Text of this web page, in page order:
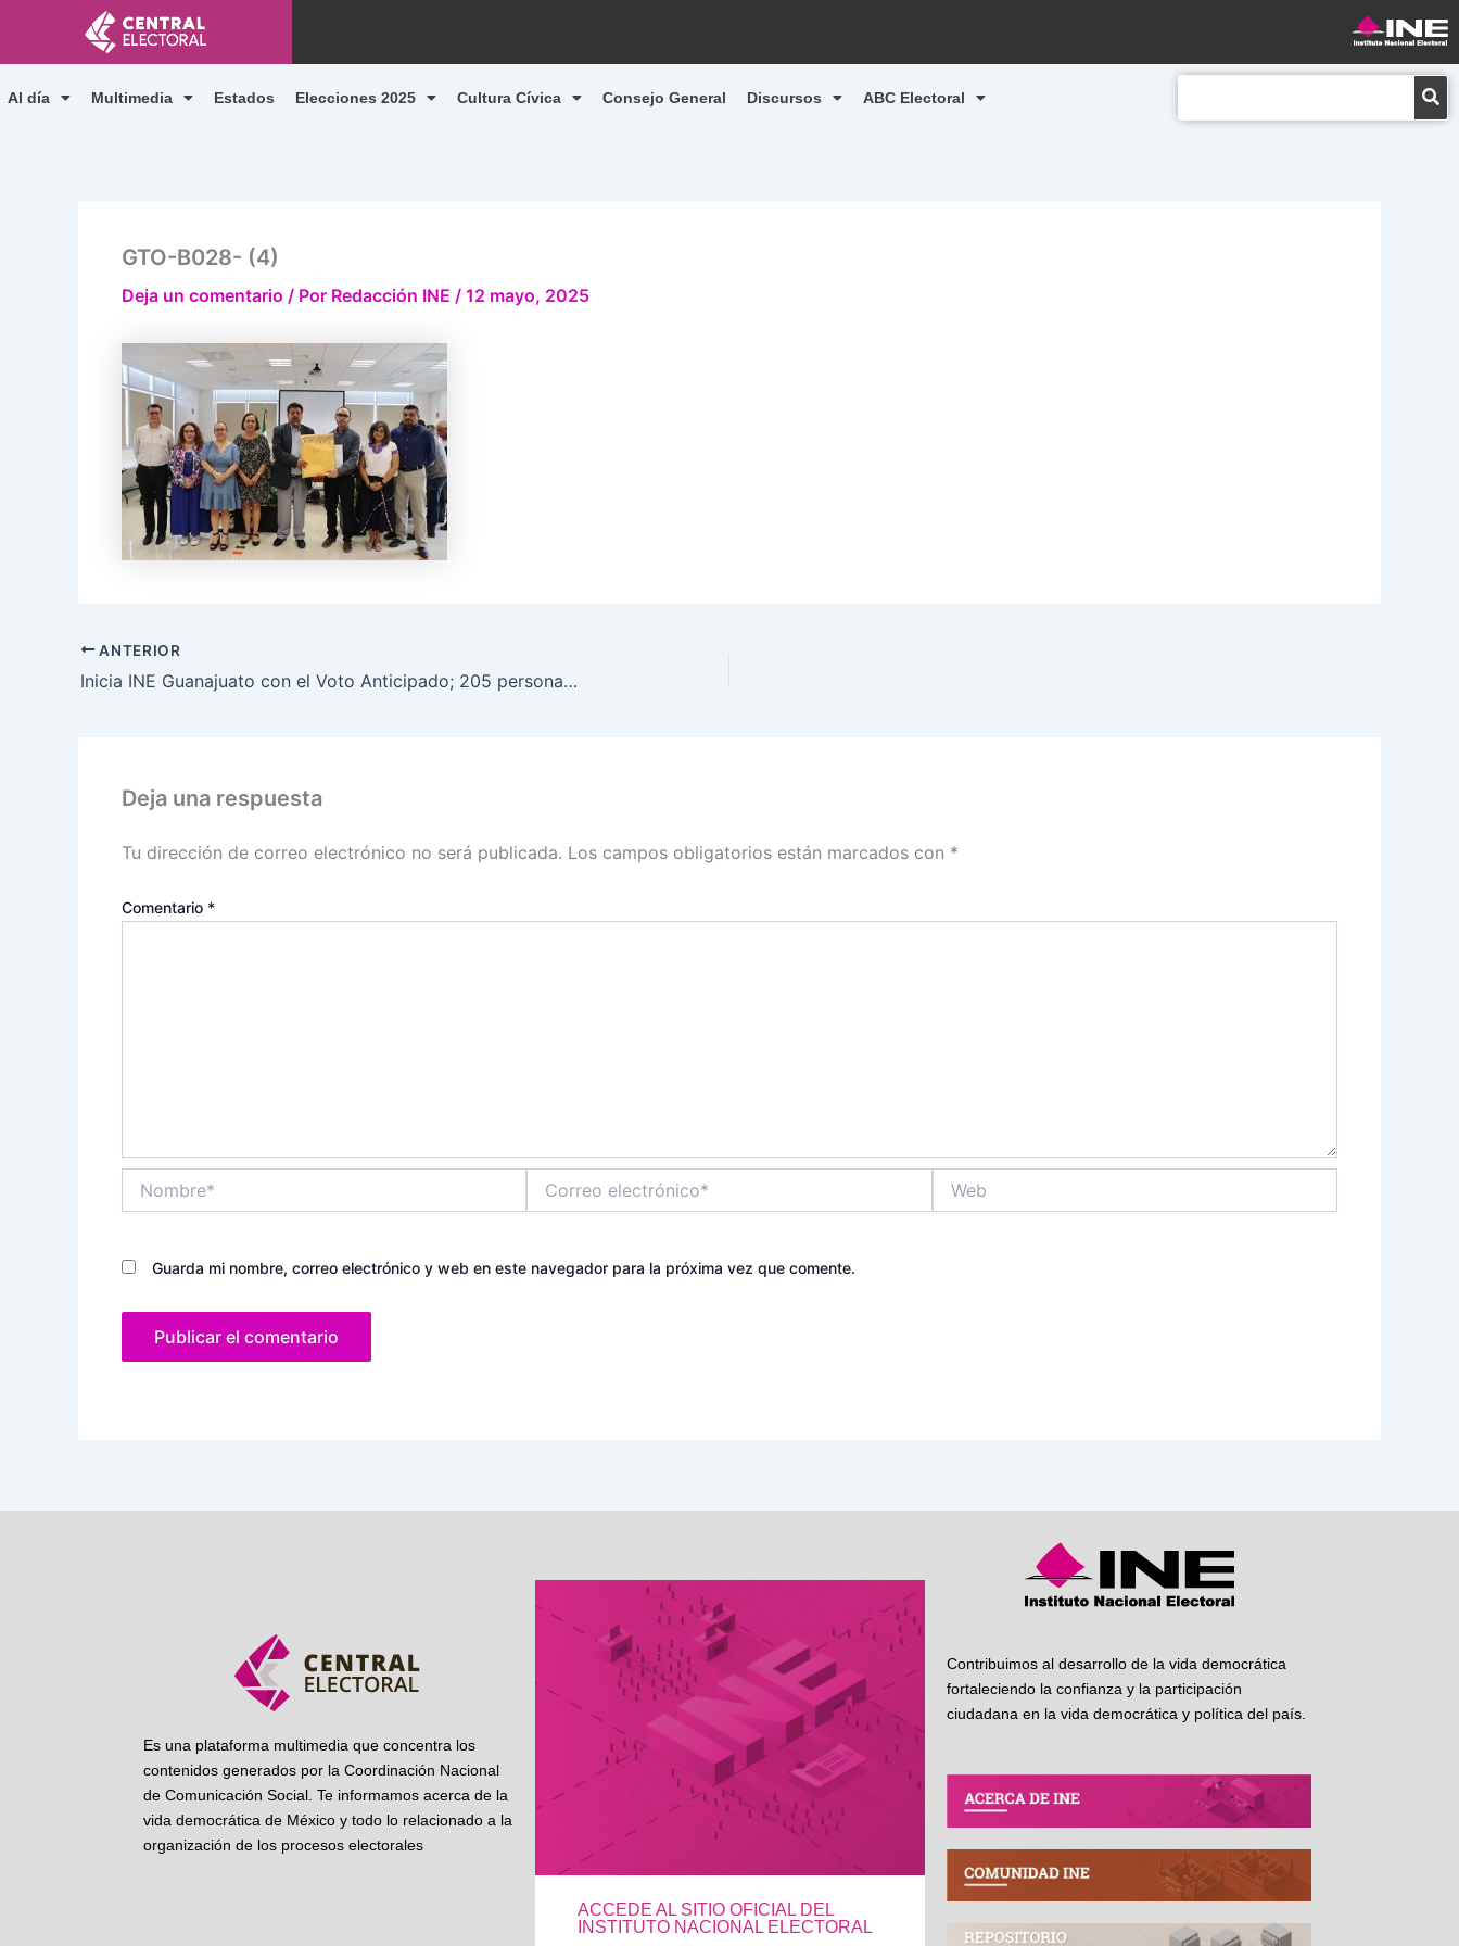
contenido
Al día Multimedia Estados Elecciones 2025 Cultura Cívica Consejo General Discursos ABC Electoral
GTO-B028- (4)
Deja un comentario / Por Redacción INE / 12 mayo, 2025
ANTERIOR
Inicia INE Guanajuato con el Voto Anticipado; 205 personas podrán participar en esta modalidad en el estado
Deja una respuesta
Tu dirección de correo electrónico no será publicada. Los campos obligatorios están marcados con *
Comentario *
electrónico*
Guarda mi nombre, correo electrónico y web en este navegador para la próxima vez que comente.
Es una plataforma multimedia que concentra los
contenidos generados por la Coordinación Nacional
de Comunicación Social. Te informamos acerca de la
vida democrática de México y todo lo relacionado a la
organización de los procesos electorales
ACCEDE AL SITIO OFICIAL DEL
INSTITUTO NACIONAL ELECTORAL
Contribuimos al desarrollo de la vida democrática
fortaleciendo la confianza y la participación
ciudadana en la vida democrática y política del país.